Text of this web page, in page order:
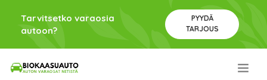
Tarvitsetko varaosia
autoon?
PYYDÄ
TARJOUS